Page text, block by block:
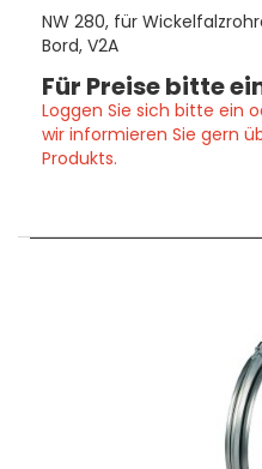
NW 280, für
Bord, V2A
Für Preise bitte
Loggen Sie sich bitte ein
wir informieren Sie gern
Produkts.